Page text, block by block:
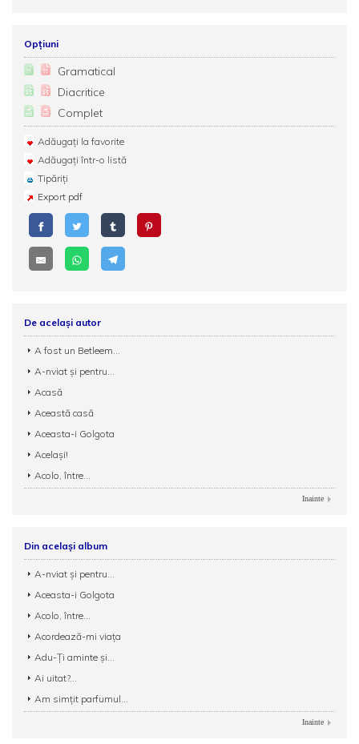
Opțiuni
Gramatical
Diacritice
Complet
Adăugați la favorite
Adăugați într-o listă
Tipăriți
Export pdf
De același autor
A fost un Betleem...
A-nviat și pentru...
Acasă
Această casă
Aceasta-i Golgota
Același!
Acolo, între...
Inainte
Din același album
A-nviat și pentru...
Aceasta-i Golgota
Acolo, între...
Acordează-mi viața
Adu-Ți aminte și...
Ai uitat?...
Am simțit parfumul...
Inainte